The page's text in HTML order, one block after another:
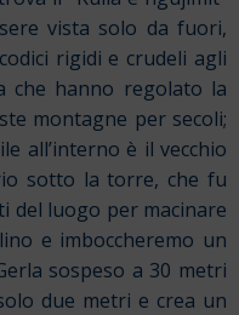
vista solo da fuori,
rigidi e crudeli agli
che hanno regolato la
montagne per secoli;
all’interno è il vecchio
sotto la torre, che fu
del luogo per macinare
e imboccheremo un
sospeso a 30 metri
due metri e crea un